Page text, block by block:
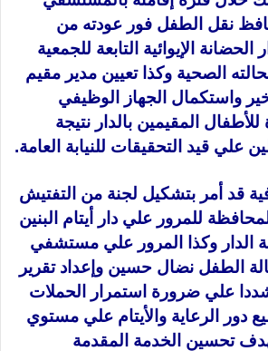
نقل الطفل فور عودته من
الإيوائية التابعة للجمعية
الصحية وكذا تعيين مدير مقيم
واستكمال الجهاز الوظيفي
المقيمين بالدار نتيجة
قد أمر بتشكيل لجنة من التفتيش
للمرور علي دار أيتام البنين
الدار وكذا المرور علي مستشفي
الطفل نضال حسين وإعداد تقرير
علي ضرورة استمرار الحملات
دور الرعاية والأيتام علي مستوي
تحسين الخدمة المقدمة